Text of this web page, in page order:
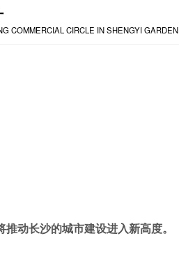
COMMERCIAL CIRCLE IN SHENGYI GARDEN
动长沙的城市建设进入新高度。